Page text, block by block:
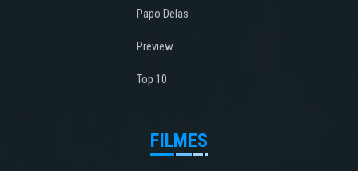
Papo Delas
Preview
Top 10
FILMES